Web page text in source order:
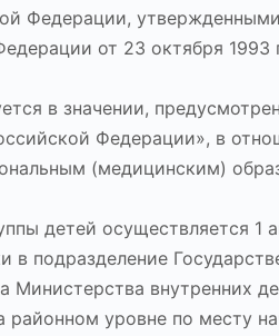
Федерации,
от 23 октября 1993
в значении,
Федерации», в
(медицинским)
детей осуществляется 1
подразделение
Министерства внутренних
уровне по месту